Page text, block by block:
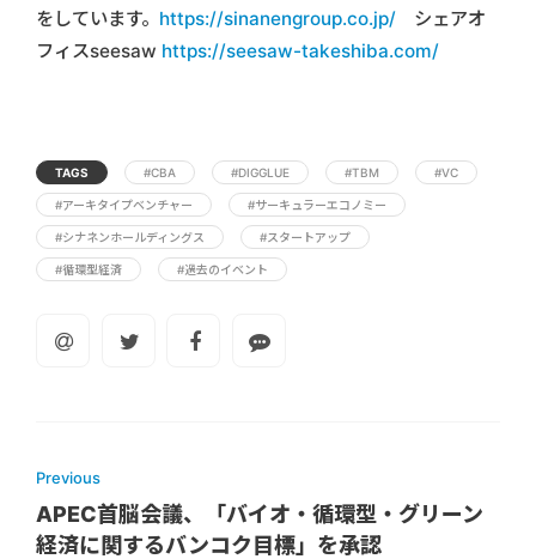
をしています。 https://sinanengroup.co.jp/ シェアオ
フィスseesaw https://seesaw-takeshiba.com/
TAGS #CBA #DIGGLUE #TBM #VC
#アーキタイプベンチャー #サーキュラーエコノミー
#シナネンホールディングス #スタートアップ
#循環型経済 #過去のイベント
Previous
APEC首脳会議、「バイオ・循環型・グリーン
経済に関するバンコク目標」を承認